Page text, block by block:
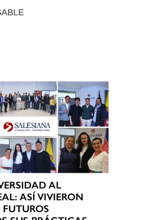
AL
ASÍ VIVIERON
FUTUROS